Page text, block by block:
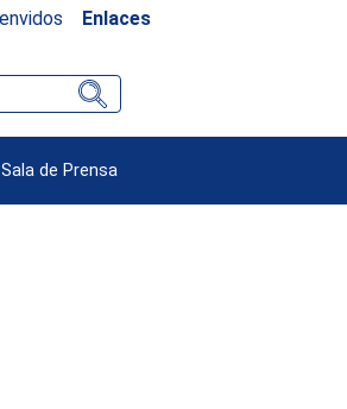
Enlaces
Sala de Prensa